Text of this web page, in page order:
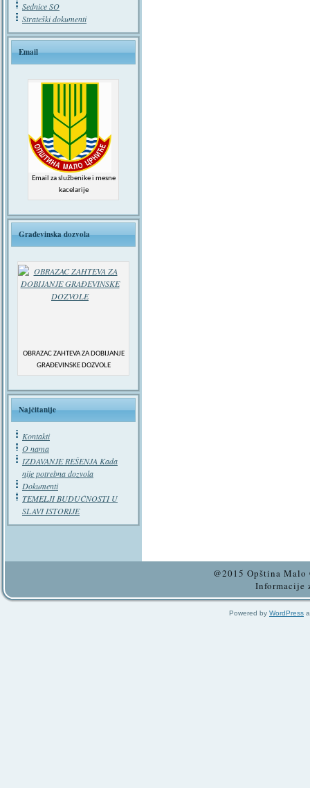
Sednice SO
Strateški dokumenti
Email
Email za službenike i mesne
kacelarije
Građevinska dozvola
OBRAZAC ZAHTEVA ZA DOBIJANJE
GRAĐEVINSKE DOZVOLE
Najčitanije
Kontakti
O nama
IZDAVANJE REŠENJA Kada
nije potrebna dozvola
Dokumenti
TEMELJI BUDUĆNOSTI U
SLAVI ISTORIJE
@2015 Opština
Informacije
Powered by WordPress